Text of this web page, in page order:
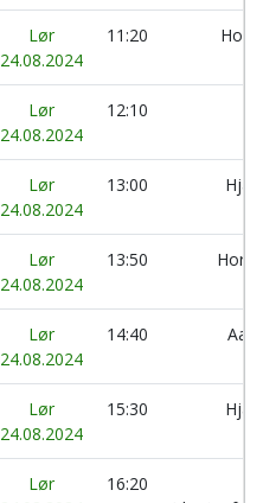
Lør
24.08.2024
11:20
Lør
24.08.2024
12:10
Lør
24.08.2024
13:00
Lør
24.08.2024
13:50
Lør
24.08.2024
14:40
Lør
24.08.2024
15:30
Lør
16:20